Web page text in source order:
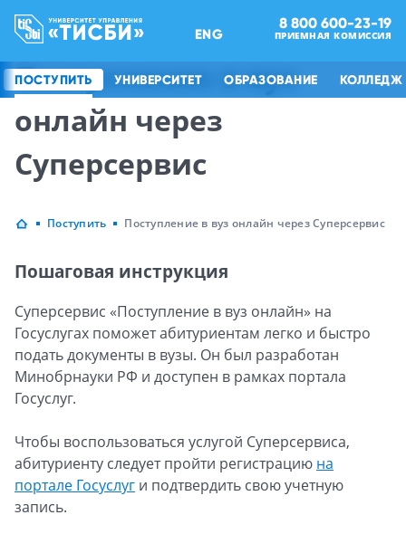
ENG
8 800 600-23-19
ПРИЕМНАЯ КОМИССИЯ
ПОСТУПИТЬ УНИВЕРСИТЕТ ОБРАЗОВАНИЕ КОЛЛЕДЖ
Поступление в вуз
онлайн через
Суперсервис
Поступить Поступление в вуз онлайн через Суперсервис
Пошаговая инструкция
Суперсервис «Поступление в вуз онлайн» на
Госуслугах поможет абитуриентам легко и быстро
подать документы в вузы. Он был разработан
Минобрнауки РФ и доступен в рамках портала
Госуслуг.
Чтобы воспользоваться услугой Суперсервиса,
абитуриенту следует пройти регистрацию на
портале Госуслуг и подтвердить свою учетную
запись.